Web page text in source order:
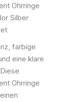
Ohrringe
Silber
farbige
eine klare
Ohrringe